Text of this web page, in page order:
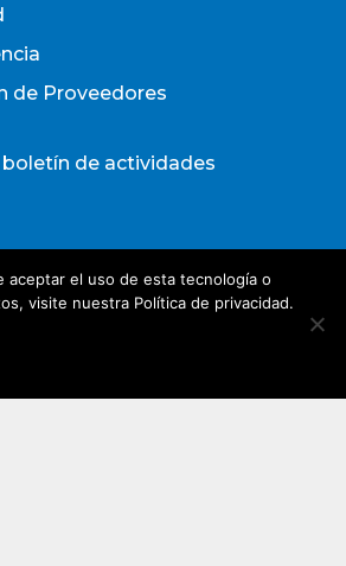
de Proveedores
de actividades
aceptar el uso de esta tecnología o
visite nuestra Política de privacidad.